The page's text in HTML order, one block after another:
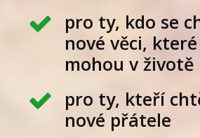
pro ty, kdo se
nové věci,
mohou v
pro ty, kteří
nové přátele